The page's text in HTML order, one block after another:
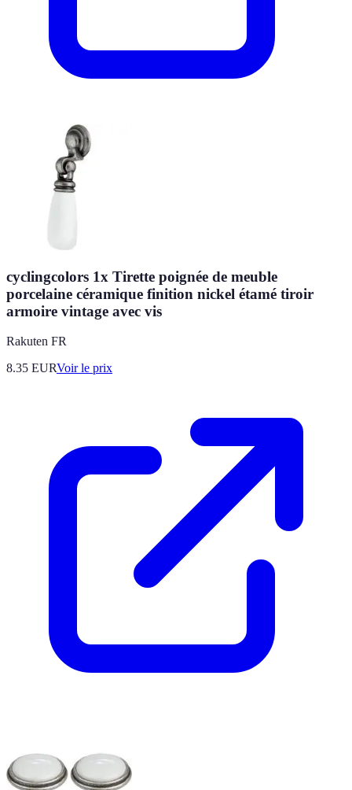
cyclingcolors 1x Tirette poignée de meuble
porcelaine céramique finition nickel étamé tiroir
armoire vintage avec vis
Rakuten FR
8.35 EURVoir le prix